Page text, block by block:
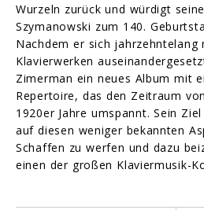
Wurzeln zurück und würdigt
Szymanowski zum 140.
Nachdem er sich jahrzehntelang
Klavierwerken
Zimerman ein neues Album mit
Repertoire, das den Zeitraum
1920er Jahre umspannt. Sein
auf diesen weniger bekannten
Schaffen zu werfen und dazu
einen der großen Klaviermusik-